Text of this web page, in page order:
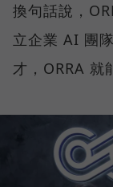
換句話說，
立企業 AI 團
才，ORRA 就